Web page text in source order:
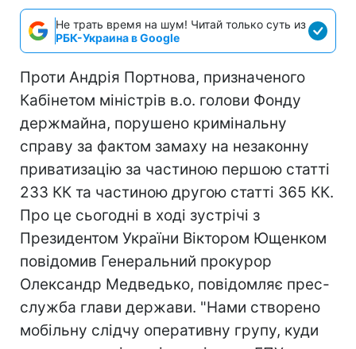
Не трать время на шум! Читай только суть из
РБК-Украина в Google
Проти Андрія Портнова, призначеного
Кабінетом міністрів в.о. голови Фонду
держмайна, порушено кримінальну
справу за фактом замаху на незаконну
приватизацію за частиною першою статті
233 КК та частиною другою статті 365 КК.
Про це сьогодні в ході зустрічі з
Президентом України Віктором Ющенком
повідомив Генеральний прокурор
Олександр Медведько, повідомляє прес-
служба глави держави. "Нами створено
мобільну слідчу оперативну групу, куди